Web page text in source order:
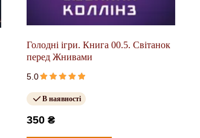
Голодні ігри. Книга 00.5. Світанок
перед Жнивами
5.0
В наявності
350 ₴